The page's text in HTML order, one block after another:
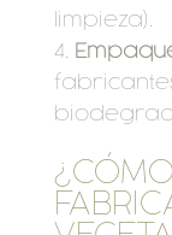
limpieza).